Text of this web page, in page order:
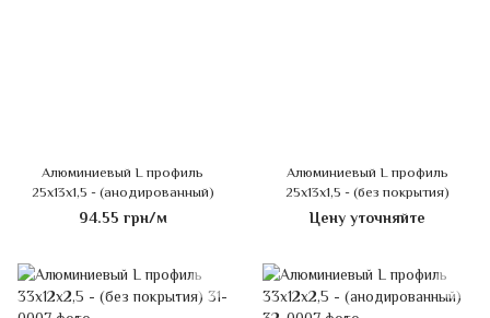
Алюминиевый L профиль
25х13х1,5 - (анодированный)
94.55 грн/м
Алюминиевый L профиль
25х13х1,5 - (без покрытия)
Цену уточняйте